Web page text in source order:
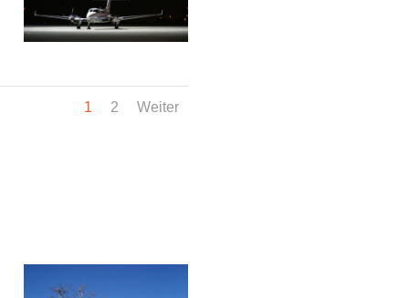
1 2 Weiter